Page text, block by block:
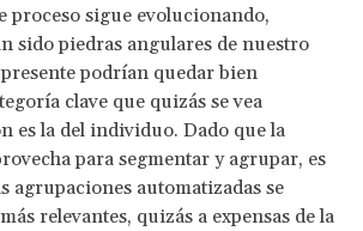
proceso sigue evolucionando,
sido piedras angulares de nuestro
podrían quedar bien
clave que quizás se vea
es la del individuo. Dado que la
para segmentar y agrupar, es
agrupaciones automatizadas se
relevantes, quizás a expensas de la